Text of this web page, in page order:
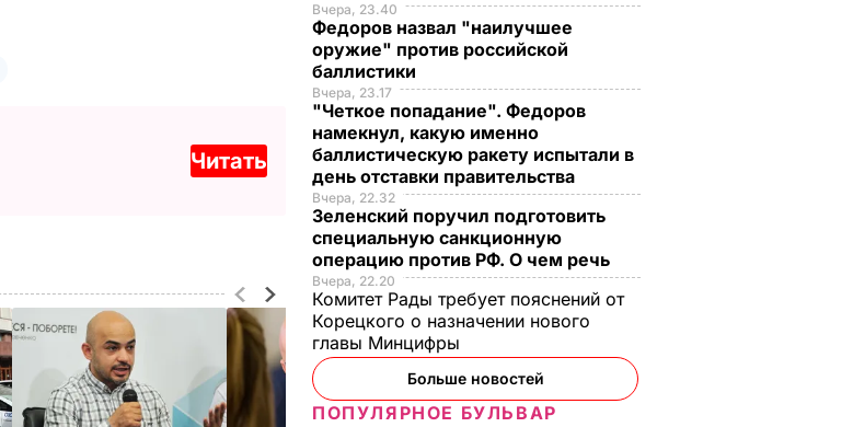
Читать
Вчера, 23.40
Федоров назвал "наилучшее
оружие" против российской
баллистики
Вчера, 23.17
"Четкое попадание". Федоров
намекнул, какую именно
баллистическую ракету испытали в
день отставки правительства
Вчера, 22.32
Зеленский поручил подготовить
специальную санкционную
операцию против РФ. О чем речь
Вчера, 22.20
Комитет Рады требует пояснений от
Корецкого о назначении нового
главы Минцифры
Больше новостей
ПОПУЛЯРНОЕ БУЛЬВАР